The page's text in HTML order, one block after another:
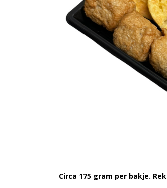
Circa 175 gram per bakje.